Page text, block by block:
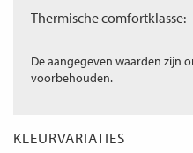
Thermische comfortklasse:
De aangegeven waarden zijn
voorbehouden.
KLEURVARIATIES